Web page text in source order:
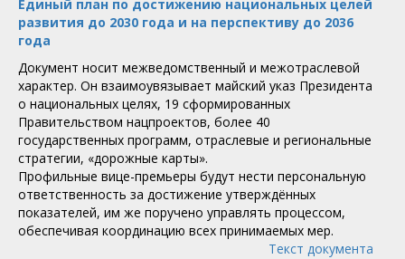
Единый план по достижению национальных целей
развития до 2030 года и на перспективу до 2036
года
Документ носит межведомственный и межотраслевой
характер. Он взаимоувязывает майский указ Президента
о национальных целях, 19 сформированных
Правительством нацпроектов, более 40
государственных программ, отраслевые и региональные
стратегии, «дорожные карты».
Профильные вице-премьеры будут нести персональную
ответственность за достижение утверждённых
показателей, им же поручено управлять процессом,
обеспечивая координацию всех принимаемых мер.
Текст документа